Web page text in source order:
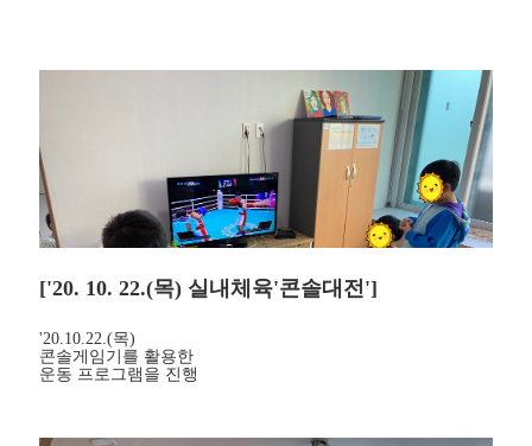
['20. 10. 22.(목) 실내체육'콘솔대전']
'20.10.22.(목)
콘솔게임기를 활용한
운동 프로그램을 진행